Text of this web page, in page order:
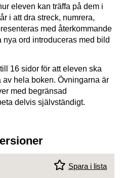
eleven kan träffa på dem i
i att dra streck, numrera,
med återkommande
ord introduceras med bild
16 sidor för att eleven ska
hela boken. Övningarna är
med begränsad
delvis självständigt.
Spara i lista